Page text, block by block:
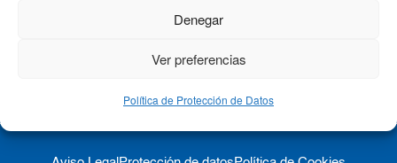
Denegar
Ver preferencias
Política de Protección de Datos